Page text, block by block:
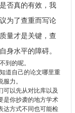
否真的有效，我
为了查重而写论
量才是关键，查
身水平的障碍。
到的呢。
道自己的论文哪里重
力。
可以先从对比库以及
是你抄袭的地方学术
达方式不同也可能检